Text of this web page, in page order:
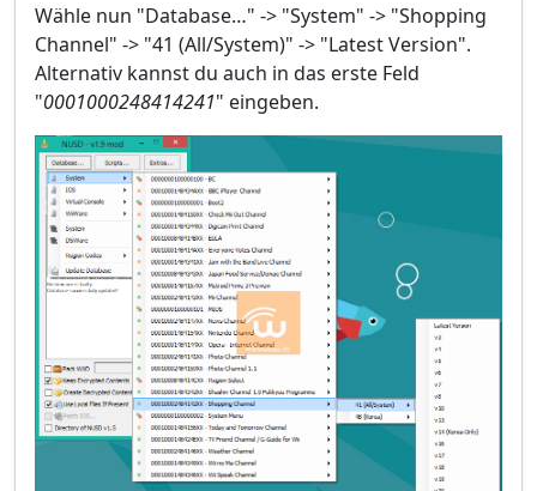
Wähle nun "Database…" -> "System" -> "Shopping
Channel" -> "41 (All/System)" -> "Latest Version".
Alternativ kannst du auch in das erste Feld
"0001000248414241" eingeben.